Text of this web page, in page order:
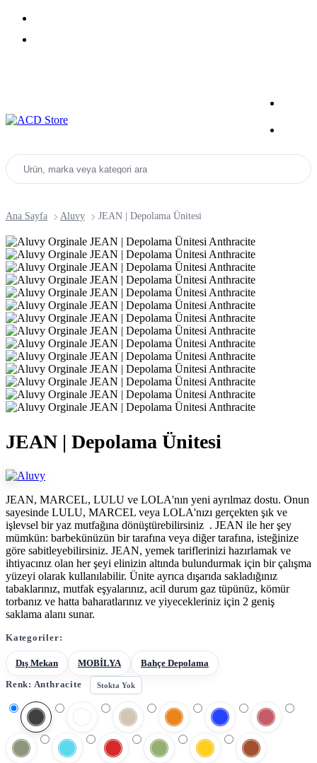
Ürün, marka veya kategori ara
Ana Sayfa Aluvy JEAN | Depolama Ünitesi
JEAN | Depolama Ünitesi
JEAN, MARCEL, LULU ve LOLA'nın yeni ayrılmaz dostu. Onun
sayesinde LULU, MARCEL veya LOLA'nızı gerçekten şık ve
işlevsel bir yaz mutfağına dönüştürebilirsiniz . JEAN ile her şey
mümkün: barbekünüzün bir tarafına veya diğer tarafına, isteğinize
göre sabitleyebilirsiniz. JEAN, yemek tariflerinizi hazırlamak ve
ihtiyacınız olan her şeyi elinizin altında bulundurmak için bir çalışma
yüzeyi olarak kullanılabilir. Ünite ayrıca dışarıda sakladığınız
tabaklarınız, mutfak eşyalarınız, acil durum gaz tüpünüz, kömür
torbanız ve hatta baharatlarınız ve yiyecekleriniz için 2 geniş
saklama alanı sunar.
Kategoriler:
Dış Mekan MOBİLYA
Bahçe Depolama
Renk: Anthracite Stokta Yok